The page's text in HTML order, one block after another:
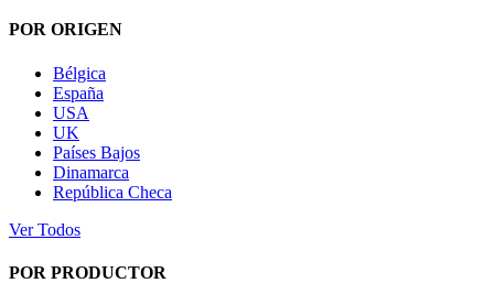
POR ORIGEN
Bélgica
España
USA
UK
Países Bajos
Dinamarca
República Checa
Ver Todos
POR PRODUCTOR